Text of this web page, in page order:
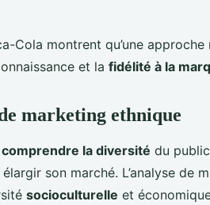
Cola montrent qu’une
et la fidélité à la
marketing ethnique
comprendre la diversité du
son marché. L’analyse de
socioculturelle et